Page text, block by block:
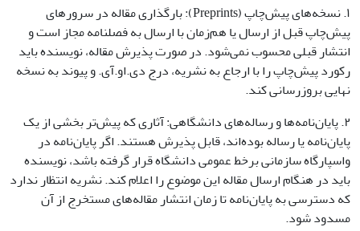
۱. نسخه‌های پیش‌چاپ (Preprints): بارگذاری مقاله در سرورهای
پیش‌چاپ قبل از ارسال یا هم‌زمان با ارسال به فصلنامه مجاز است و
انتشار قبلی محسوب نمی‌شود. در صورت پذیرش مقاله، نویسنده باید
رکورد پیش‌چاپ را با ارجاع به نشریه، درج دی.او.آی. و پیوند به نسخه
نهایی بروزرسانی کند.
۲. پایان‌نامه‌ها و رساله‌های دانشگاهی: آثاری که پیش‌تر بخشی از یک
پایان‌نامه یا رساله بوده‌اند، قابل پذیرش هستند. اگر پایان‌نامه در
واسپارگاه سازمانی برخط عمومی دانشگاه قرار گرفته باشد، نویسنده
باید در هنگام ارسال مقاله این موضوع را اعلام کند. نشریه انتظار ندارد
که دسترسی به پایان‌نامه تا زمان انتشار مقاله‌های مستخرج از آن
مسدود شود.